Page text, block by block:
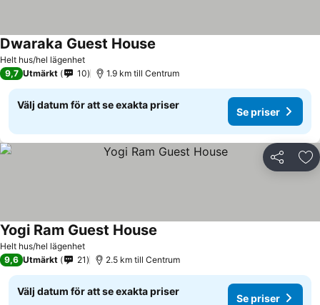
Helt hus/hel lägenhet
Dwaraka Guest House
9,7 Utmärkt 10 1.9 km till Centrum
Välj datum för att se exakta priser
Se priser
Dela
Helt hus/hel lägenhet
Yogi Ram Guest House
9,6 Utmärkt 21 2.5 km till Centrum
Välj datum för att se exakta priser
Se priser